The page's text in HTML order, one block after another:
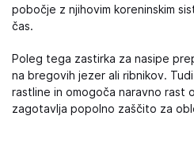
pobočje z njihovim koreninskim
čas.
Poleg tega zastirka za nasipe
na bregovih jezer ali ribnikov.
rastline in omogoča naravno rast
zagotavlja popolno zaščito za